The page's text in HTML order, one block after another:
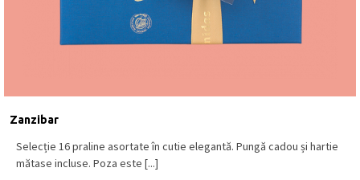
Zanzibar
Selecție 16 praline asortate în cutie elegantă. Pungă cadou și hartie
mătase incluse. Poza este [...]